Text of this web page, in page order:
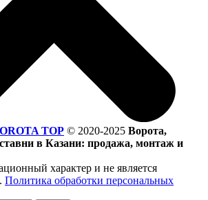
TOP © 2020-2025 Ворота,
в Казани: продажа, монтаж и
характер и не является
Политика обработки персональных